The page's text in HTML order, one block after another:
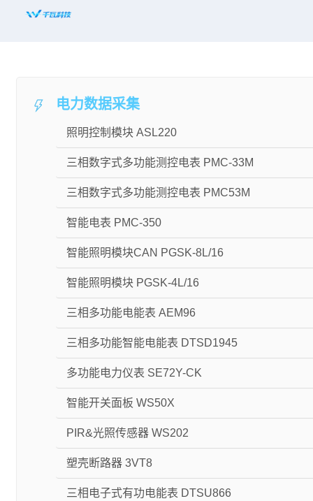
新闻资讯
适配设备
知名案例
合作共赢
电力数据采集
照明控制模块 ASL220
三相数字式多功能测控电表 PMC-33M
三相数字式多功能测控电表 PMC53M
智能电表 PMC-350
智能照明模块CAN PGSK-8L/16
智能照明模块 PGSK-4L/16
三相多功能电能表 AEM96
三相多功能智能电能表 DTSD1945
多功能电力仪表 SE72Y-CK
智能开关面板 WS50X
PIR&光照传感器 WS202
塑壳断路器 3VT8
三相电子式有功电能表 DTSU866